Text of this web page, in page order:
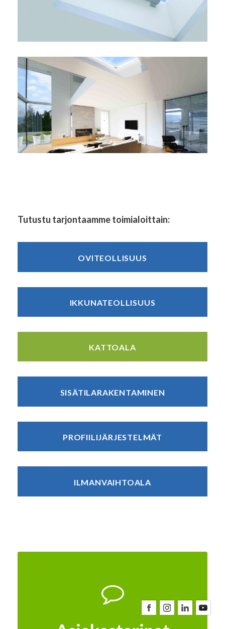
Tutustu tarjontaamme toimialoittain:
OVITEOLLISUUS
IKKUNATEOLLISUUS
KATTOALA
SISÄTILARAKENTAMINEN
PROFIILIJÄRJESTELMÄT
ILMANVAIHTOALA